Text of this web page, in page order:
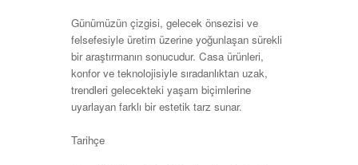
Günümüzün çizgisi, gelecek önsezisi ve
felsefesiyle üretim üzerine yoğunlaşan sürekli
bir araştırmanın sonucudur. Casa ürünleri,
konfor ve teknolojisiyle sıradanlıktan uzak,
trendleri gelecekteki yaşam biçimlerine
uyarlayan farklı bir estetik tarz sunar.
Tarihçe